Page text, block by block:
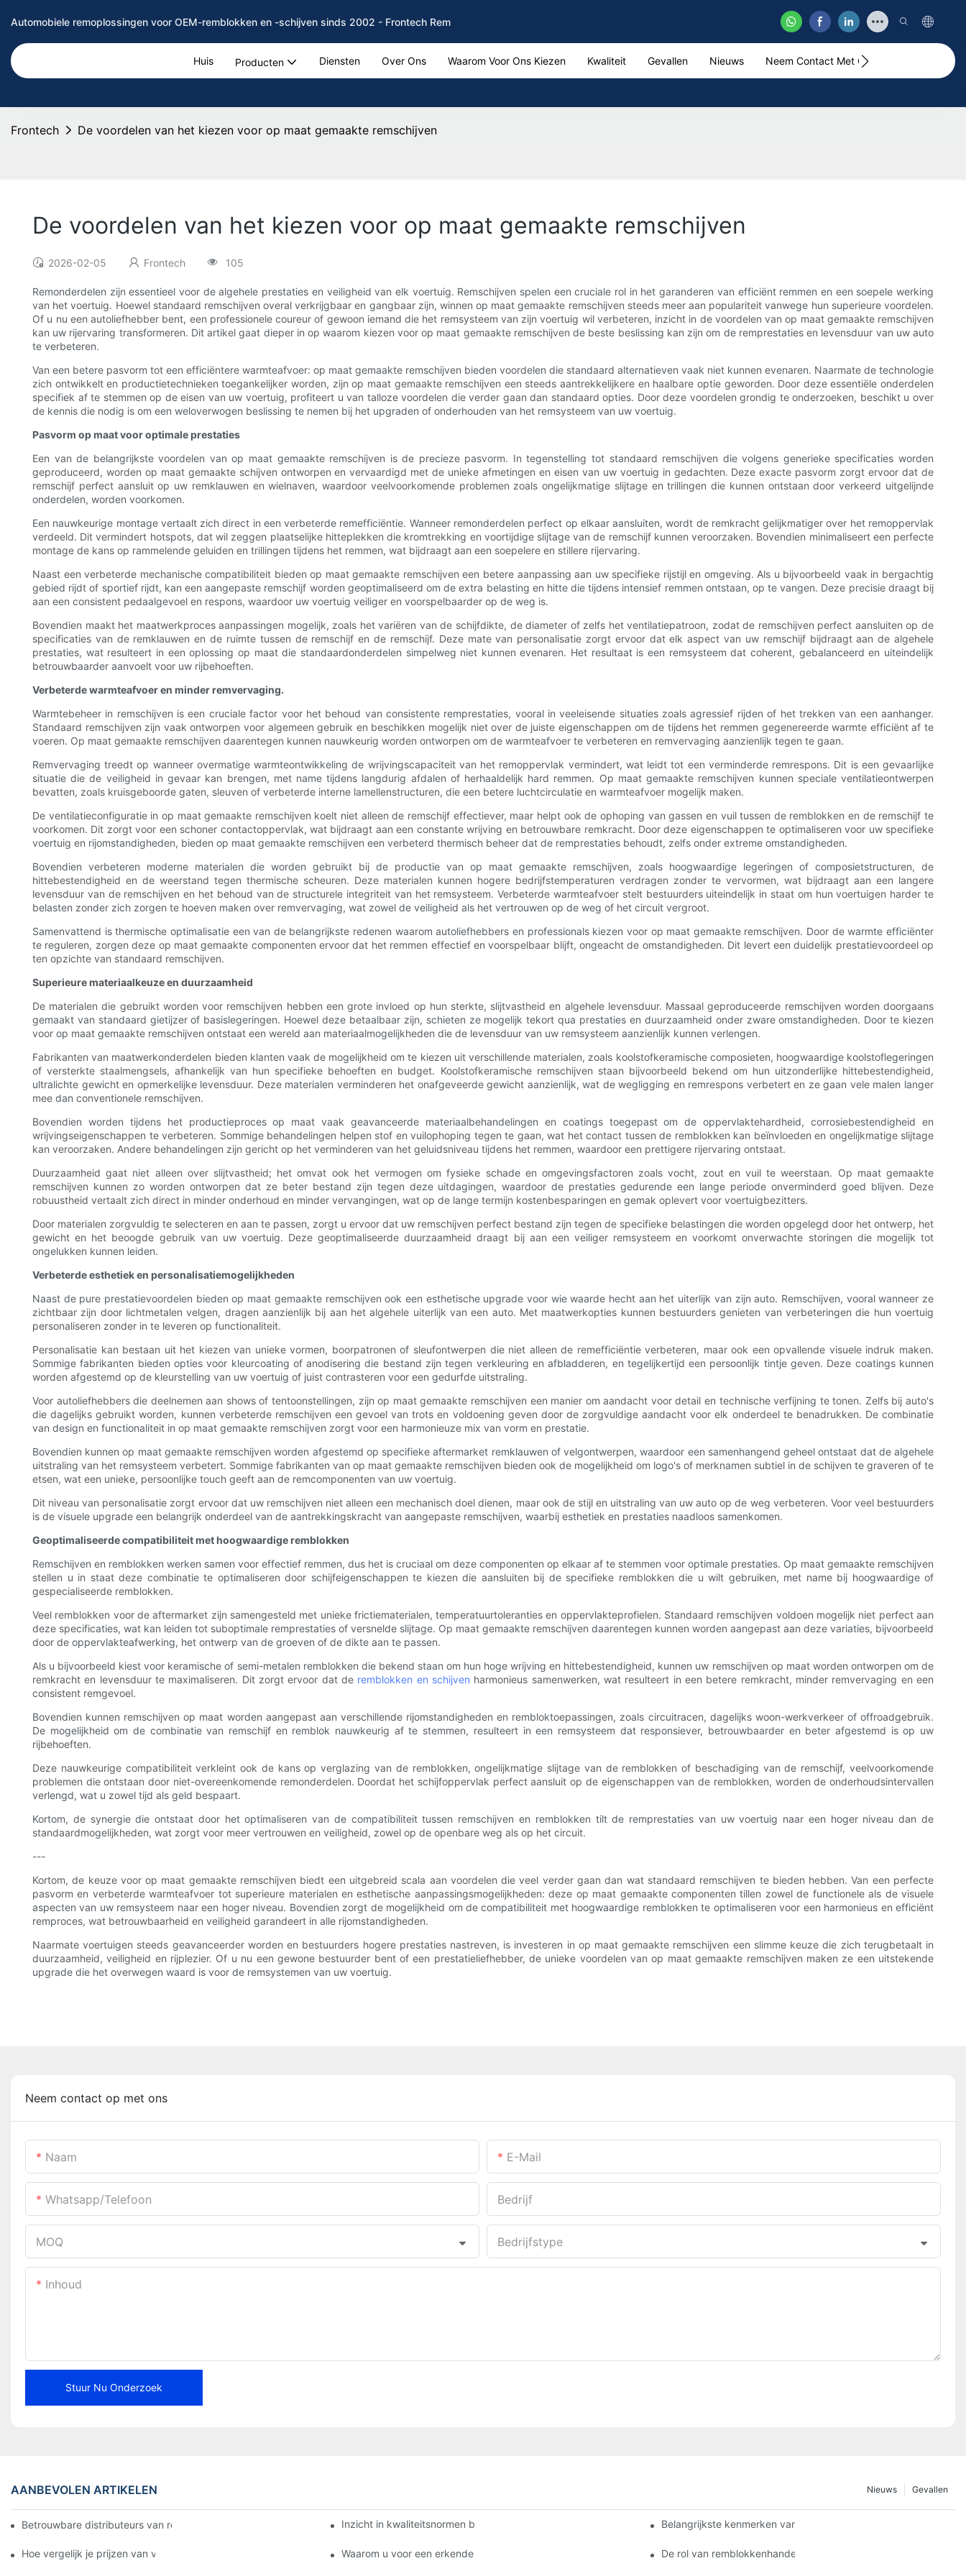
Automobiele remoplossingen voor OEM-remblokken en -schijven sinds 2002 - Frontech Rem
Huis Producten Diensten Over Ons Waarom Voor Ons Kiezen Kwaliteit Gevallen Nieuws Neem Contact Met Ons Op
Frontech De voordelen van het kiezen voor op maat gemaakte remschijven
De voordelen van het kiezen voor op maat gemaakte remschijven
2026-02-05 Frontech 105
Remonderdelen zijn essentieel voor de algehele prestaties en veiligheid van elk voertuig. Remschijven spelen een cruciale rol in het garanderen van efficiënt remmen en een soepele werking
van het voertuig. Hoewel standaard remschijven overal verkrijgbaar en gangbaar zijn, winnen op maat gemaakte remschijven steeds meer aan populariteit vanwege hun superieure voordelen.
Of u nu een autoliefhebber bent, een professionele coureur of gewoon iemand die het remsysteem van zijn voertuig wil verbeteren, inzicht in de voordelen van op maat gemaakte remschijven
kan uw rijervaring transformeren. Dit artikel gaat dieper in op waarom kiezen voor op maat gemaakte remschijven de beste beslissing kan zijn om de remprestaties en levensduur van uw auto
te verbeteren.
Van een betere pasvorm tot een efficiëntere warmteafvoer: op maat gemaakte remschijven bieden voordelen die standaard alternatieven vaak niet kunnen evenaren. Naarmate de technologie
zich ontwikkelt en productietechnieken toegankelijker worden, zijn op maat gemaakte remschijven een steeds aantrekkelijkere en haalbare optie geworden. Door deze essentiële onderdelen
specifiek af te stemmen op de eisen van uw voertuig, profiteert u van talloze voordelen die verder gaan dan standaard opties. Door deze voordelen grondig te onderzoeken, beschikt u over
de kennis die nodig is om een ​​weloverwogen beslissing te nemen bij het upgraden of onderhouden van het remsysteem van uw voertuig.
Pasvorm op maat voor optimale prestaties
Een van de belangrijkste voordelen van op maat gemaakte remschijven is de precieze pasvorm. In tegenstelling tot standaard remschijven die volgens generieke specificaties worden
geproduceerd, worden op maat gemaakte schijven ontworpen en vervaardigd met de unieke afmetingen en eisen van uw voertuig in gedachten. Deze exacte pasvorm zorgt ervoor dat de
remschijf perfect aansluit op uw remklauwen en wielnaven, waardoor veelvoorkomende problemen zoals ongelijkmatige slijtage en trillingen die kunnen ontstaan ​​door verkeerd uitgelijnde
onderdelen, worden voorkomen.
Een nauwkeurige montage vertaalt zich direct in een verbeterde remefficiëntie. Wanneer remonderdelen perfect op elkaar aansluiten, wordt de remkracht gelijkmatiger over het remoppervlak
verdeeld. Dit vermindert hotspots, dat wil zeggen plaatselijke hitteplekken die kromtrekking en voortijdige slijtage van de remschijf kunnen veroorzaken. Bovendien minimaliseert een perfecte
montage de kans op rammelende geluiden en trillingen tijdens het remmen, wat bijdraagt ​​aan een soepelere en stillere rijervaring.
Naast een verbeterde mechanische compatibiliteit bieden op maat gemaakte remschijven een betere aanpassing aan uw specifieke rijstijl en omgeving. Als u bijvoorbeeld vaak in bergachtig
gebied rijdt of sportief rijdt, kan een aangepaste remschijf worden geoptimaliseerd om de extra belasting en hitte die tijdens intensief remmen ontstaan, op te vangen. Deze precisie draagt ​​bij
aan een consistent pedaalgevoel en respons, waardoor uw voertuig veiliger en voorspelbaarder op de weg is.
Bovendien maakt het maatwerkproces aanpassingen mogelijk, zoals het variëren van de schijfdikte, de diameter of zelfs het ventilatiepatroon, zodat de remschijven perfect aansluiten op de
specificaties van de remklauwen en de ruimte tussen de remschijf en de remschijf. Deze mate van personalisatie zorgt ervoor dat elk aspect van uw remschijf bijdraagt ​​aan de algehele
prestaties, wat resulteert in een oplossing op maat die standaardonderdelen simpelweg niet kunnen evenaren. Het resultaat is een remsysteem dat coherent, gebalanceerd en uiteindelijk
betrouwbaarder aanvoelt voor uw rijbehoeften.
Verbeterde warmteafvoer en minder remvervaging.
Warmtebeheer in remschijven is een cruciale factor voor het behoud van consistente remprestaties, vooral in veeleisende situaties zoals agressief rijden of het trekken van een aanhanger.
Standaard remschijven zijn vaak ontworpen voor algemeen gebruik en beschikken mogelijk niet over de juiste eigenschappen om de tijdens het remmen gegenereerde warmte efficiënt af te
voeren. Op maat gemaakte remschijven daarentegen kunnen nauwkeurig worden ontworpen om de warmteafvoer te verbeteren en remvervaging aanzienlijk tegen te gaan.
Remvervaging treedt op wanneer overmatige warmteontwikkeling de wrijvingscapaciteit van het remoppervlak vermindert, wat leidt tot een verminderde remrespons. Dit is een gevaarlijke
situatie die de veiligheid in gevaar kan brengen, met name tijdens langdurig afdalen of herhaaldelijk hard remmen. Op maat gemaakte remschijven kunnen speciale ventilatieontwerpen
bevatten, zoals kruisgeboorde gaten, sleuven of verbeterde interne lamellenstructuren, die een betere luchtcirculatie en warmteafvoer mogelijk maken.
De ventilatieconfiguratie in op maat gemaakte remschijven koelt niet alleen de remschijf effectiever, maar helpt ook de ophoping van gassen en vuil tussen de remblokken en de remschijf te
voorkomen. Dit zorgt voor een schoner contactoppervlak, wat bijdraagt ​​aan een constante wrijving en betrouwbare remkracht. Door deze eigenschappen te optimaliseren voor uw specifieke
voertuig en rijomstandigheden, bieden op maat gemaakte remschijven een verbeterd thermisch beheer dat de remprestaties behoudt, zelfs onder extreme omstandigheden.
Bovendien verbeteren moderne materialen die worden gebruikt bij de productie van op maat gemaakte remschijven, zoals hoogwaardige legeringen of composietstructuren, de
hittebestendigheid en de weerstand tegen thermische scheuren. Deze materialen kunnen hogere bedrijfstemperaturen verdragen zonder te vervormen, wat bijdraagt ​​aan een langere
levensduur van de remschijven en het behoud van de structurele integriteit van het remsysteem. Verbeterde warmteafvoer stelt bestuurders uiteindelijk in staat om hun voertuigen harder te
belasten zonder zich zorgen te hoeven maken over remvervaging, wat zowel de veiligheid als het vertrouwen op de weg of het circuit vergroot.
Samenvattend is thermische optimalisatie een van de belangrijkste redenen waarom autoliefhebbers en professionals kiezen voor op maat gemaakte remschijven. Door de warmte efficiënter
te reguleren, zorgen deze op maat gemaakte componenten ervoor dat het remmen effectief en voorspelbaar blijft, ongeacht de omstandigheden. Dit levert een duidelijk prestatievoordeel op
ten opzichte van standaard remschijven.
Superieure materiaalkeuze en duurzaamheid
De materialen die gebruikt worden voor remschijven hebben een grote invloed op hun sterkte, slijtvastheid en algehele levensduur. Massaal geproduceerde remschijven worden doorgaans
gemaakt van standaard gietijzer of basislegeringen. Hoewel deze betaalbaar zijn, schieten ze mogelijk tekort qua prestaties en duurzaamheid onder zware omstandigheden. Door te kiezen
voor op maat gemaakte remschijven ontstaat een wereld aan materiaalmogelijkheden die de levensduur van uw remsysteem aanzienlijk kunnen verlengen.
Fabrikanten van maatwerkonderdelen bieden klanten vaak de mogelijkheid om te kiezen uit verschillende materialen, zoals koolstofkeramische composieten, hoogwaardige koolstoflegeringen
of versterkte staalmengsels, afhankelijk van hun specifieke behoeften en budget. Koolstofkeramische remschijven staan ​​bijvoorbeeld bekend om hun uitzonderlijke hittebestendigheid,
ultralichte gewicht en opmerkelijke levensduur. Deze materialen verminderen het onafgeveerde gewicht aanzienlijk, wat de wegligging en remrespons verbetert en ze gaan vele malen langer
mee dan conventionele remschijven.
Bovendien worden tijdens het productieproces op maat vaak geavanceerde materiaalbehandelingen en coatings toegepast om de oppervlaktehardheid, corrosiebestendigheid en
wrijvingseigenschappen te verbeteren. Sommige behandelingen helpen stof en vuilophoping tegen te gaan, wat het contact tussen de remblokken kan beïnvloeden en ongelijkmatige slijtage
kan veroorzaken. Andere behandelingen zijn gericht op het verminderen van het geluidsniveau tijdens het remmen, waardoor een prettigere rijervaring ontstaat.
Duurzaamheid gaat niet alleen over slijtvastheid; het omvat ook het vermogen om fysieke schade en omgevingsfactoren zoals vocht, zout en vuil te weerstaan. Op maat gemaakte
remschijven kunnen zo worden ontworpen dat ze beter bestand zijn tegen deze uitdagingen, waardoor de prestaties gedurende een lange periode onverminderd goed blijven. Deze
robuustheid vertaalt zich direct in minder onderhoud en minder vervangingen, wat op de lange termijn kostenbesparingen en gemak oplevert voor voertuigbezitters.
Door materialen zorgvuldig te selecteren en aan te passen, zorgt u ervoor dat uw remschijven perfect bestand zijn tegen de specifieke belastingen die worden opgelegd door het ontwerp, het
gewicht en het beoogde gebruik van uw voertuig. Deze geoptimaliseerde duurzaamheid draagt ​​bij aan een veiliger remsysteem en voorkomt onverwachte storingen die mogelijk tot
ongelukken kunnen leiden.
Verbeterde esthetiek en personalisatiemogelijkheden
Naast de pure prestatievoordelen bieden op maat gemaakte remschijven ook een esthetische upgrade voor wie waarde hecht aan het uiterlijk van zijn auto. Remschijven, vooral wanneer ze
zichtbaar zijn door lichtmetalen velgen, dragen aanzienlijk bij aan het algehele uiterlijk van een auto. Met maatwerkopties kunnen bestuurders genieten van verbeteringen die hun voertuig
personaliseren zonder in te leveren op functionaliteit.
Personalisatie kan bestaan ​​uit het kiezen van unieke vormen, boorpatronen of sleufontwerpen die niet alleen de remefficiëntie verbeteren, maar ook een opvallende visuele indruk maken.
Sommige fabrikanten bieden opties voor kleurcoating of anodisering die bestand zijn tegen verkleuring en afbladderen, en tegelijkertijd een persoonlijk tintje geven. Deze coatings kunnen
worden afgestemd op de kleurstelling van uw voertuig of juist contrasteren voor een gedurfde uitstraling.
Voor autoliefhebbers die deelnemen aan shows of tentoonstellingen, zijn op maat gemaakte remschijven een manier om aandacht voor detail en technische verfijning te tonen. Zelfs bij auto's
die dagelijks gebruikt worden, kunnen verbeterde remschijven een gevoel van trots en voldoening geven door de zorgvuldige aandacht voor elk onderdeel te benadrukken. De combinatie
van design en functionaliteit in op maat gemaakte remschijven zorgt voor een harmonieuze mix van vorm en prestatie.
Bovendien kunnen op maat gemaakte remschijven worden afgestemd op specifieke aftermarket remklauwen of velgontwerpen, waardoor een samenhangend geheel ontstaat dat de algehele
uitstraling van het remsysteem verbetert. Sommige fabrikanten van op maat gemaakte remschijven bieden ook de mogelijkheid om logo's of merknamen subtiel in de schijven te graveren of te
etsen, wat een unieke, persoonlijke touch geeft aan de remcomponenten van uw voertuig.
Dit niveau van personalisatie zorgt ervoor dat uw remschijven niet alleen een mechanisch doel dienen, maar ook de stijl en uitstraling van uw auto op de weg verbeteren. Voor veel bestuurders
is de visuele upgrade een belangrijk onderdeel van de aantrekkingskracht van aangepaste remschijven, waarbij esthetiek en prestaties naadloos samenkomen.
Geoptimaliseerde compatibiliteit met hoogwaardige remblokken
Remschijven en remblokken werken samen voor effectief remmen, dus het is cruciaal om deze componenten op elkaar af te stemmen voor optimale prestaties. Op maat gemaakte remschijven
stellen u in staat deze combinatie te optimaliseren door schijfeigenschappen te kiezen die aansluiten bij de specifieke remblokken die u wilt gebruiken, met name bij hoogwaardige of
gespecialiseerde remblokken.
Veel remblokken voor de aftermarket zijn samengesteld met unieke frictiematerialen, temperatuurtoleranties en oppervlakteprofielen. Standaard remschijven voldoen mogelijk niet perfect aan
deze specificaties, wat kan leiden tot suboptimale remprestaties of versnelde slijtage. Op maat gemaakte remschijven daarentegen kunnen worden aangepast aan deze variaties, bijvoorbeeld
door de oppervlakteafwerking, het ontwerp van de groeven of de dikte aan te passen.
Als u bijvoorbeeld kiest voor keramische of semi-metalen remblokken die bekend staan ​​om hun hoge wrijving en hittebestendigheid, kunnen uw remschijven op maat worden ontworpen om de
remkracht en levensduur te maximaliseren. Dit zorgt ervoor dat de remblokken en schijven harmonieus samenwerken, wat resulteert in een betere remkracht, minder remvervaging en een
consistent remgevoel.
Bovendien kunnen remschijven op maat worden aangepast aan verschillende rijomstandigheden en rembloktoepassingen, zoals circuitracen, dagelijks woon-werkverkeer of offroadgebruik.
De mogelijkheid om de combinatie van remschijf en remblok nauwkeurig af te stemmen, resulteert in een remsysteem dat responsiever, betrouwbaarder en beter afgestemd is op uw
rijbehoeften.
Deze nauwkeurige compatibiliteit verkleint ook de kans op verglazing van de remblokken, ongelijkmatige slijtage van de remblokken of beschadiging van de remschijf, veelvoorkomende
problemen die ontstaan ​​door niet-overeenkomende remonderdelen. Doordat het schijfoppervlak perfect aansluit op de eigenschappen van de remblokken, worden de onderhoudsintervallen
verlengd, wat u zowel tijd als geld bespaart.
Kortom, de synergie die ontstaat door het optimaliseren van de compatibiliteit tussen remschijven en remblokken tilt de remprestaties van uw voertuig naar een hoger niveau dan de
standaardmogelijkheden, wat zorgt voor meer vertrouwen en veiligheid, zowel op de openbare weg als op het circuit.
---
Kortom, de keuze voor op maat gemaakte remschijven biedt een uitgebreid scala aan voordelen die veel verder gaan dan wat standaard remschijven te bieden hebben. Van een perfecte
pasvorm en verbeterde warmteafvoer tot superieure materialen en esthetische aanpassingsmogelijkheden: deze op maat gemaakte componenten tillen zowel de functionele als de visuele
aspecten van uw remsysteem naar een hoger niveau. Bovendien zorgt de mogelijkheid om de compatibiliteit met hoogwaardige remblokken te optimaliseren voor een harmonieus en efficiënt
remproces, wat betrouwbaarheid en veiligheid garandeert in alle rijomstandigheden.
Naarmate voertuigen steeds geavanceerder worden en bestuurders hogere prestaties nastreven, is investeren in op maat gemaakte remschijven een slimme keuze die zich terugbetaalt in
duurzaamheid, veiligheid en rijplezier. Of u nu een gewone bestuurder bent of een prestatieliefhebber, de unieke voordelen van op maat gemaakte remschijven maken ze een uitstekende
upgrade die het overwegen waard is voor de remsystemen van uw voertuig.
Neem contact op met ons
Naam E-Mail
Whatsapp/telefoon Bedrijf
MOQ Bedrijfstype
Inhoud
Stuur Nu Onderzoek
AANBEVOLEN ARTIKELEN Gevallen
Nieuws
Betrouwbare distributeurs van remblokken vinden voor uw bedrijf. Inzicht in kwaliteitsnormen bij fabrikanten van remblokken Belangrijkste kenmerken van een betrouwbare leverancier van
Hoe vergelijk je prijzen van verschillende leveranciers van remblokken?Waarom u voor een erkende dealer van remblokken moet kiezen De rol van remblokkenhandelaren bij voertuigonderhoud